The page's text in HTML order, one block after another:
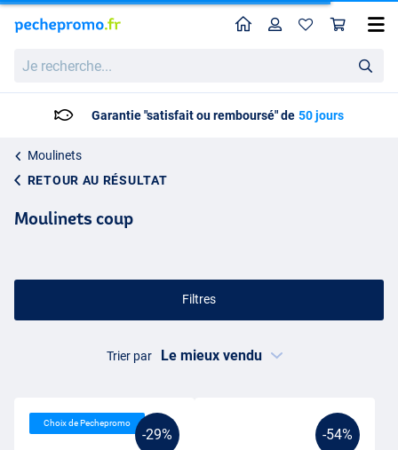
recherche...
HomeProfil
Livraison: 2 à 5 jours ouvrables
Moulinets
RETOUR AU RÉSULTAT
Moulinets coup
Filtres
Trier par
-29%
Choix de Pechepromo
-54%